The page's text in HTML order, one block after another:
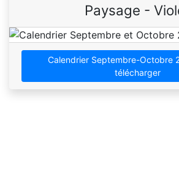
Paysage -
Calendrier Septembre-Octobre
télécharger